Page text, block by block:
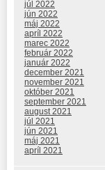
júl 2022
jún 2022
máj 2022
apríl 2022
marec 2022
február 2022
január 2022
december 2021
november 2021
október 2021
september 2021
august 2021
júl 2021
jún 2021
máj 2021
apríl 2021